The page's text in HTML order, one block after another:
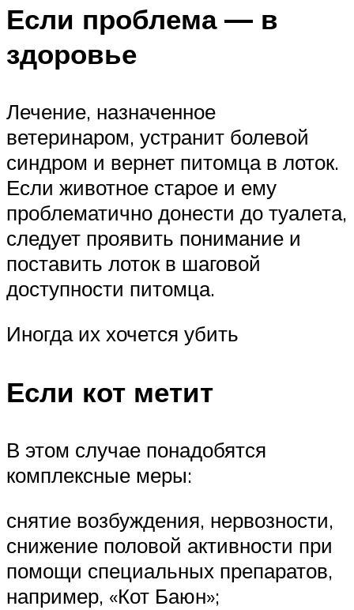
Если проблема — в
здоровье
Лечение, назначенное
ветеринаром, устранит болевой
синдром и вернет питомца в лоток.
Если животное старое и ему
проблематично донести до туалета,
следует проявить понимание и
поставить лоток в шаговой
доступности питомца.
Иногда их хочется убить
Если кот метит
В этом случае понадобятся
комплексные меры:
снятие возбуждения, нервозности,
снижение половой активности при
помощи специальных препаратов,
например, «Кот Баюн»;